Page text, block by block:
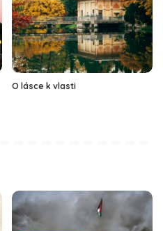
O lásce k vlasti